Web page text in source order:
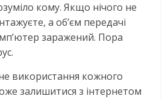
кому. Якщо нічого не
а об’єм передачі
заражений. Пора
використання кожного
залишитися з інтернетом